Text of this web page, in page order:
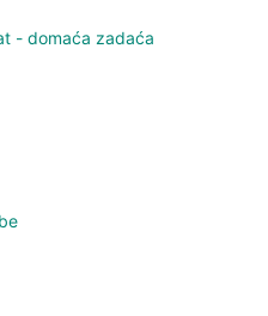
- domaća zadaća